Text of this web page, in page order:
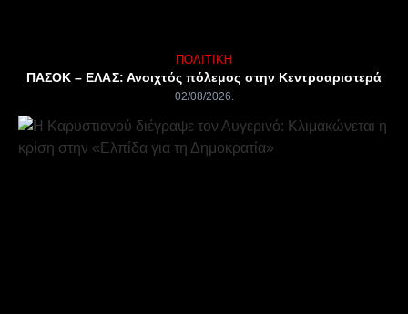
ΠΟΛΙΤΙΚΉ
ΠΑΣΟΚ – ΕΛΑΣ: Ανοιχτός πόλεμος στην Κεντροαριστερά
02/08/2026